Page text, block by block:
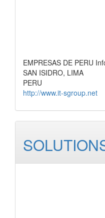
EMPRESAS DE PERU
SAN ISIDRO, LIMA
PERU
http://www.it-sgroup.net